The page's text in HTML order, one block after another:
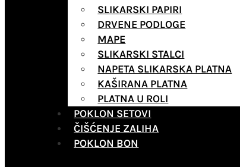
SLIKARSKI PAPIRI
DRVENE PODLOGE
MAPE
SLIKARSKI STALCI
NAPETA SLIKARSKA PLATNA
KAŠIRANA PLATNA
PLATNA U ROLI
POKLON SETOVI
ČIŠĆENJE ZALIHA
POKLON BON